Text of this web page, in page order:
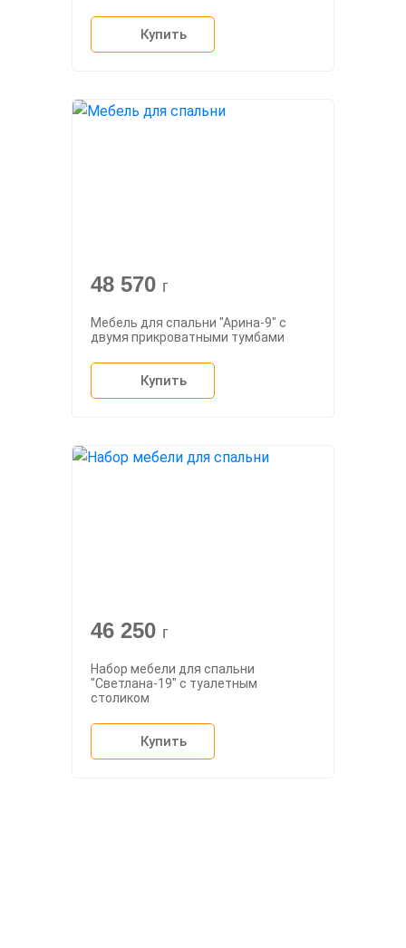
Купить
48 570 г
Мебель для спальни "Арина-9" с
двумя прикроватными тумбами
Купить
46 250 г
Набор мебели для спальни
"Светлана-19" с туалетным
столиком
Купить